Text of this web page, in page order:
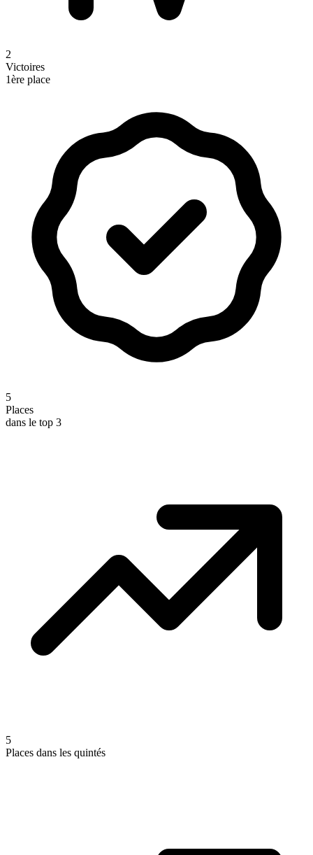
2
Victoires
1ère place
5
Places
dans le top 3
5
Places dans les quintés